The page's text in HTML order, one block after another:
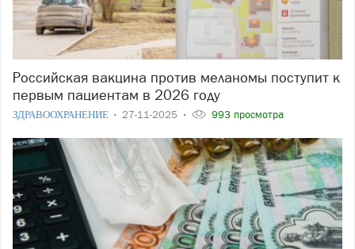
Российская вакцина против меланомы поступит к
первым пациентам в 2026 году
ЗДРАВООХРАНЕНИЕ 27-11-2025 993 просмотра